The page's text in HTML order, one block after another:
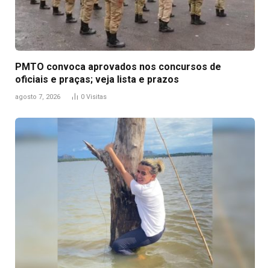
PMTO convoca aprovados nos concursos de
oficiais e praças; veja lista e prazos
agosto 7, 2026 0 Visitas